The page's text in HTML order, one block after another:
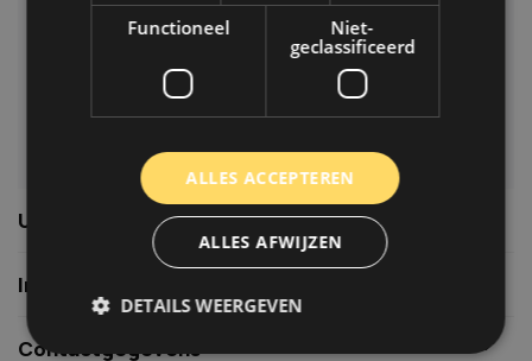
Veelgestelde vragen
06-39119169
info@autoklusser.nl
Usefull links
Informatie
Contactgegevens
Functioneel
Niet-
geclassificeerd
ALLES ACCEPTEREN
ALLES AFWIJZEN
DETAILS WEERGEVEN